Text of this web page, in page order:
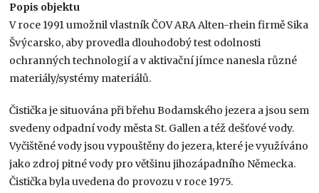
Popis objektu
V roce 1991 umožnil vlastník ČOV ARA Alten-rhein firmě Sika
Švýcarsko, aby provedla dlouhodobý test odolnosti
ochranných technologií a v aktivační jímce nanesla různé
materiály/systémy materiálů.
Čistička je situována při břehu Bodamského jezera a jsou sem
svedeny odpadní vody města St. Gallen a též dešťové vody.
Vyčištěné vody jsou vypouštěny do jezera, které je využíváno
jako zdroj pitné vody pro většinu jihozápadního Německa.
Čistička byla uvedena do provozu v roce 1975.